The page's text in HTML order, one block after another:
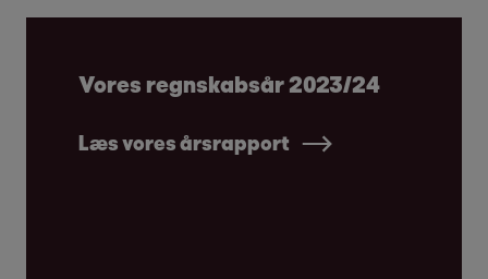
Vores regnskabsår 2023/24
Læs vores årsrapport